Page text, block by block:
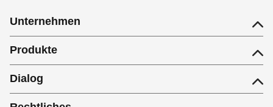
Unternehmen
Produkte
Dialog